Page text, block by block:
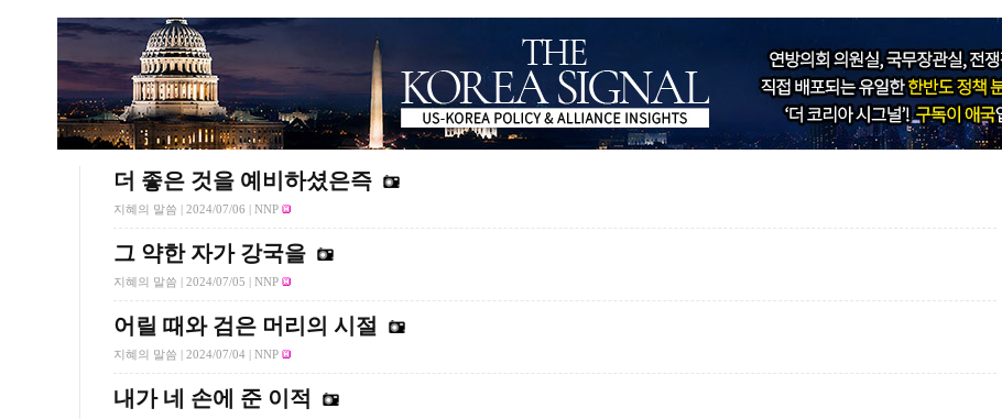
더 좋은 것을 예비하셨은즉
지혜의 말씀 | 2024/07/06 | NNP
그 약한 자가 강국을
지혜의 말씀 | 2024/07/05 | NNP
어릴 때와 검은 머리의 시절
지혜의 말씀 | 2024/07/04 | NNP
내가 네 손에 준 이적